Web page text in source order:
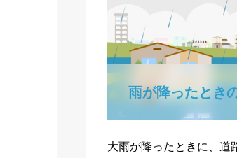
雨が降ったとき
大雨が降ったときに、道